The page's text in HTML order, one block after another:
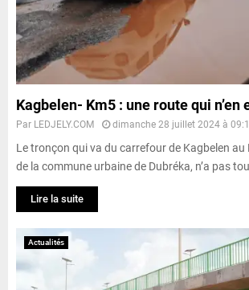
Kagbelen- Km5 : une route qui n’en
Par LEDJELY.COM dimanche 28 juillet 2024 à
Le tronçon qui va du carrefour de Kagbelen au
de la commune urbaine de Dubréka, n’a pas
Lire la suite
Actualités